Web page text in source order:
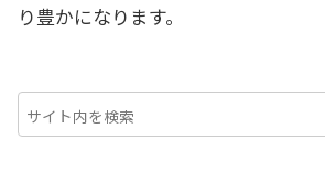
り豊かになります。